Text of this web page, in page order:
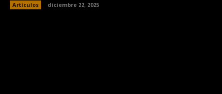
Artículos diciembre 22, 2025